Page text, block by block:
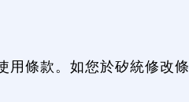
條款。如您於矽統修改